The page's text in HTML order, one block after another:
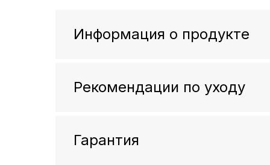
Информация о продукте
Рекомендации по уходу
Гарантия